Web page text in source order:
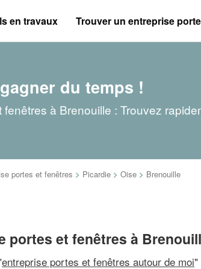
en travaux Trouver un entreprise
du temps !
à Brenouille : Trouvez
portes et fenêtres > Picardie > Oise > Brenouille
portes et fenêtres à
entreprise portes et fenêtres autour de moi"